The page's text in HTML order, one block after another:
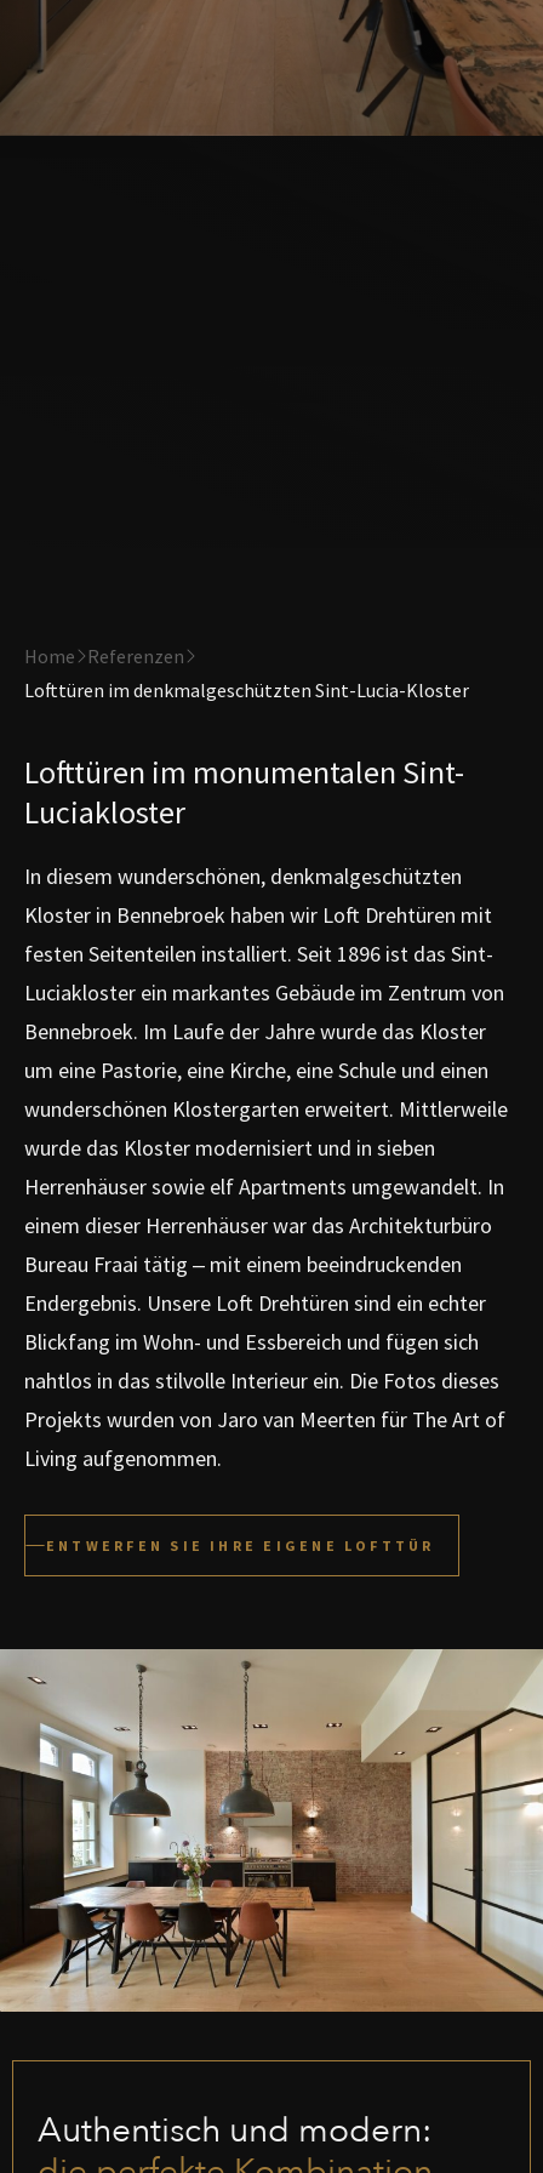
Home
Referenzen
Lofttüren im denkmalgeschützten Sint-Lucia-Kloster
Lofttüren im monumentalen Sint-
Luciakloster
In diesem wunderschönen, denkmalgeschützten
Kloster in Bennebroek haben wir Loft Drehtüren mit
festen Seitenteilen installiert. Seit 1896 ist das Sint-
Luciakloster ein markantes Gebäude im Zentrum von
Bennebroek. Im Laufe der Jahre wurde das Kloster
um eine Pastorie, eine Kirche, eine Schule und einen
wunderschönen Klostergarten erweitert. Mittlerweile
wurde das Kloster modernisiert und in sieben
Herrenhäuser sowie elf Apartments umgewandelt. In
einem dieser Herrenhäuser war das Architekturbüro
Bureau Fraai tätig – mit einem beeindruckenden
Endergebnis. Unsere Loft Drehtüren sind ein echter
Blickfang im Wohn- und Essbereich und fügen sich
nahtlos in das stilvolle Interieur ein. Die Fotos dieses
Projekts wurden von Jaro van Meerten für The Art of
Living aufgenommen.
ENTWERFEN SIE IHRE EIGENE LOFTTÜR
Authentisch und modern: